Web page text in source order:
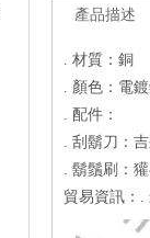
產品描述
. 材質：銅
. 顏色：電
. 配件：
. 刮鬍刀：
. 鬍鬚刷：
貿易資訊：.